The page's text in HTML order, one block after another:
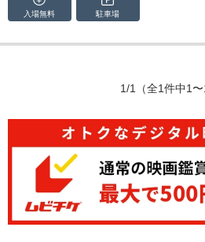
入場無料 駐車場
1/1 （全1件中1〜